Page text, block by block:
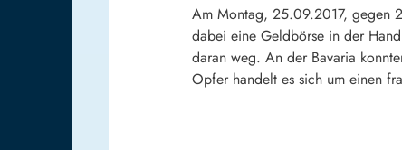
Am Montag, 25.09.2017, gegen
dabei eine Geldbörse in der
daran weg. An der Bavaria
Opfer handelt es sich um einen